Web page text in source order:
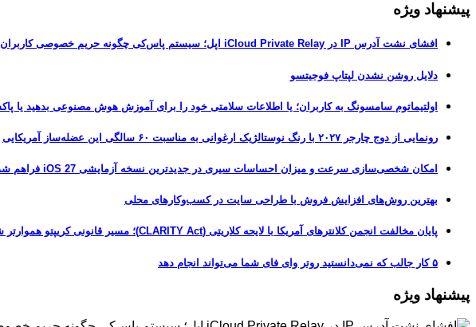
پیشنهاد ویژه
افشای نشت آدرس IP در iCloud Private Relay اپل؛ سیستم پاس‌کی چگونه حریم خصوصی کاربران را لو می‌دهد؟
دلایل روشن نشدن لپتاپ فوجیتسو
اولتیماتوم سامسونگ به کاربران؛ یا اطلاعات سلامتی خود را برای آموزش هوش مصنوعی بدهید یا
رونمایی از دوج چارجر ۲۰۲۷ با رنگ نوستالژیک ارغوانی به مناسبت ۶۰ سالگی این عضله‌ساز آمریکایی
امکان شخصی‌سازی سرعت و میزان احساسات سیری در جدیدترین نسخه آزمایشی iOS 27 فراهم شد
بهترین روش‌های افزایش فروش با طراحی سایت در کسب‌وکارهای محلی
پایان مخالفت انجمن کلانترهای آمریکا با لایحه کلاریتی (CLARITY Act)؛ مسیر قانونی کریپتو هموارتر شد
۵ کار جالب که نمی‌دانستید روتر وای فای شما می‌تواند انجام دهد
پیشنهاد ویژه